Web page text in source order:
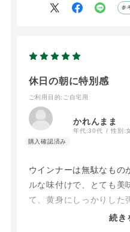
参
休日の朝に特別感
ご利用目的:ご自宅用
かれんまま
年代:30代 性別:
ウインナーは無駄なもの
ルな味付けで、とても美
て、黄身にしっかりした
休日の朝に、食パンと一
続き